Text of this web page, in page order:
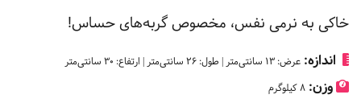
خاکی به نرمی نفس، مخصوص گربه‌های حساس!
اندازه: عرض: 13 سانتی‌متر | طول: 26 سانتی‌متر | ارتفاع: 30 سانتی‌متر
وزن: 8 کیلوگرم